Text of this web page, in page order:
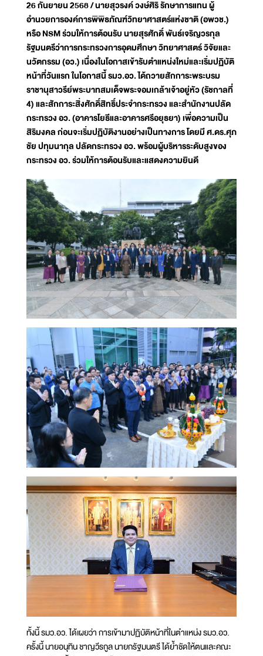
26 กันยายน 2568 / นายสุวรงค์ วงษ์ศิริ รักษาการแทน ผู้
อำนวยการองค์การพิพิธภัณฑ์วิทยาศาสตร์แห่งชาติ (อพวช.)
หรือ NSM ร่วมให้การต้อนรับ นายสุรศักดิ์ พันธ์เจริญวรกุล
รัฐมนตรีว่าการกระทรวงการอุดมศึกษา วิทยาศาสตร์ วิจัยและ
นวัตกรรม (อว.) เนื่องในโอกาสเข้ารับตำแหน่งใหม่และเริ่มปฏิบัติ
หน้าที่วันแรก ในโอกาสนี้ รมว.อว. ได้ถวายสักการะพระบรม
ราชานุสาวรีย์พระบาทสมเด็จพระจอมเกล้าเจ้าอยู่หัว (รัชกาลที่
4) และสักการะสิ่งศักดิ์สิทธิ์ประจำกระทรวง และสำนักงานปลัด
กระทรวง อว. (อาคารโยธีและอาคารศรีอยุธยา) เพื่อความเป็น
สิริมงคล ก่อนจะเริ่มปฏิบัติงานอย่างเป็นทางการ โดยมี ศ.ดร.ศุภ
ชัย ปทุมนากุล ปลัดกระทรวง อว. พร้อมผู้บริหารระดับสูงของ
กระทรวง อว. ร่วมให้การต้อนรับและแสดงความยินดี
ทั้งนี้ รมว.อว. ได้เผยว่า การเข้ามาปฏิบัติหน้าที่ในตำแหน่ง รมว.อว.
ครั้งนี้ นายอนุทิน ชาญวีรกูล นายกรัฐมนตรี ได้ย้ำชัดให้ตนและคณะ